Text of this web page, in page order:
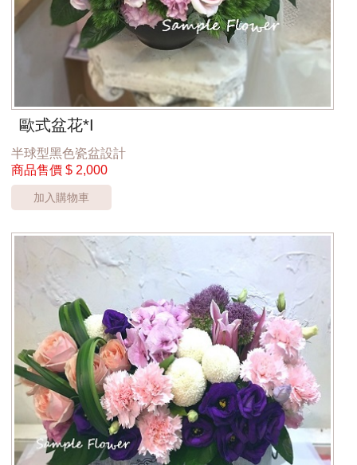
歐式盆花*I
半球型黑色瓷盆設計
商品售價 $ 2,000
加入購物車